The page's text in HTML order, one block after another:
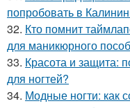
попробовать в
32. Кто помнит
для маникюрного
33. Красота и защита:
для ногтей?
34. Модные ногти: как